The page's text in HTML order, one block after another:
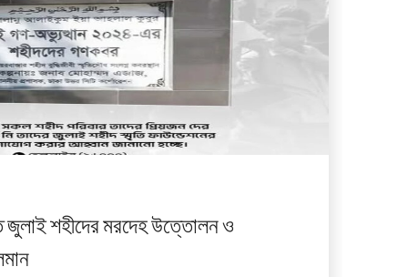
জুলাই শহীদের মরদেহ উত্তোলন ও